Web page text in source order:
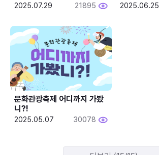
2025.07.29 21895 2025.06.25
문화관광축제 어디까지 가봤
니?!
2025.05.07 30078